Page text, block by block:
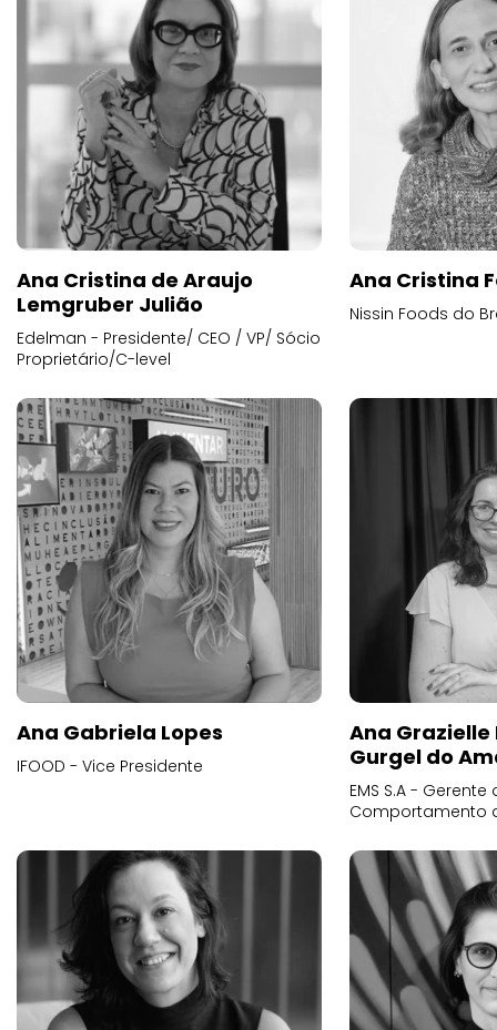
Ana Cristina de Araujo
Lemgruber Julião
Edelman - Presidente/ CEO / VP/ Sócio
Proprietário/C-level
Ana Cristina
Nissin Foods do
Ana Gabriela Lopes
IFOOD - Vice Presidente
Ana
Gurgel do
EMS S.A -
Comportamento